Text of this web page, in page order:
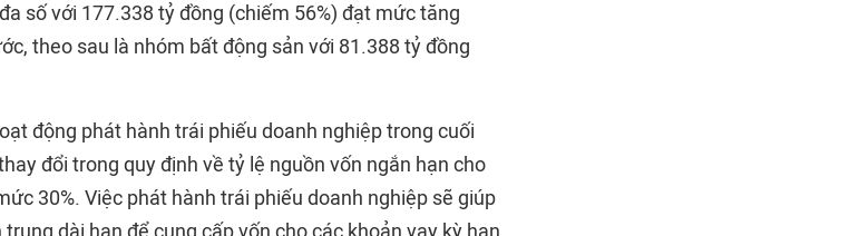
số với 177.338 tỷ đồng (chiếm 56%) đạt mức tăng
theo sau là nhóm bất động sản với 81.388 tỷ đồng
động phát hành trái phiếu doanh nghiệp trong cuối
đổi trong quy định về tỷ lệ nguồn vốn ngắn hạn cho
30%. Việc phát hành trái phiếu doanh nghiệp sẽ giúp